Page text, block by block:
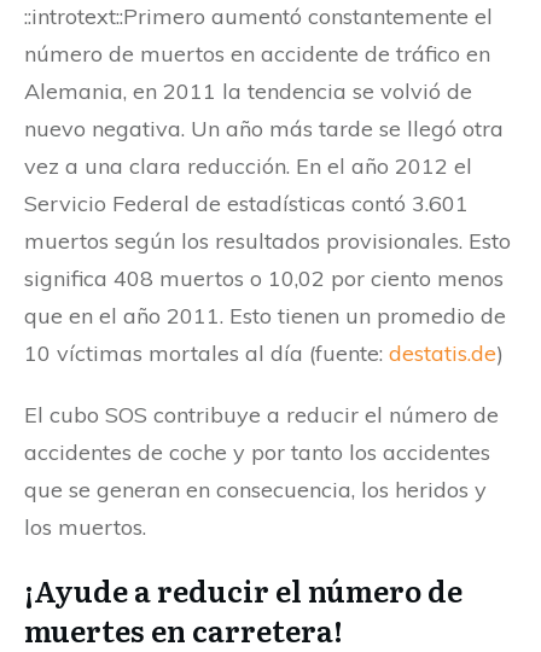
::introtext::Primero aumentó constantemente el
número de muertos en accidente de tráfico en
Alemania, en 2011 la tendencia se volvió de
nuevo negativa. Un año más tarde se llegó otra
vez a una clara reducción. En el año 2012 el
Servicio Federal de estadísticas contó 3.601
muertos según los resultados provisionales. Esto
significa 408 muertos o 10,02 por ciento menos
que en el año 2011. Esto tienen un promedio de
10 víctimas mortales al día (fuente: destatis.de)
El cubo SOS contribuye a reducir el número de
accidentes de coche y por tanto los accidentes
que se generan en consecuencia, los heridos y
los muertos.
¡Ayude a reducir el número de
muertes en carretera!